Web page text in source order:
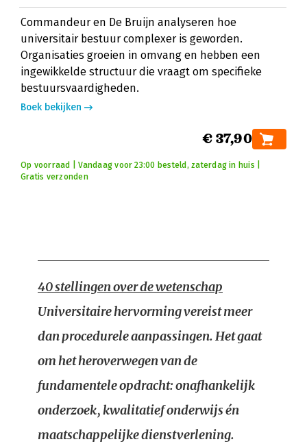
Commandeur en De Bruijn analyseren hoe
universitair bestuur complexer is geworden.
Organisaties groeien in omvang en hebben een
ingewikkelde structuur die vraagt om specifieke
bestuursvaardigheden.
Boek bekijken
€ 37,90
Op voorraad | Vandaag voor 23:00 besteld, zaterdag in huis |
Gratis verzonden
40 stellingen over de wetenschap
Universitaire hervorming vereist meer
dan procedurele aanpassingen. Het gaat
om het heroverwegen van de
fundamentele opdracht: onafhankelijk
onderzoek, kwalitatief onderwijs én
maatschappelijke dienstverlening.